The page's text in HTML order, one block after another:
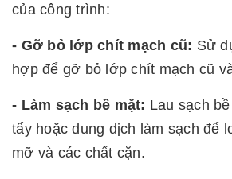
của công trình:
- Gỡ bỏ lớp chít mạch cũ: Sử
hợp để gỡ bỏ lớp chít mạch cũ
- Làm sạch bề mặt: Lau sạch
tẩy hoặc dung dịch làm sạch để
mỡ và các chất cặn.